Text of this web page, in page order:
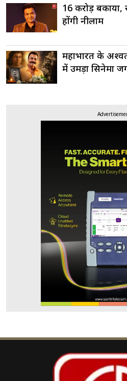
16 करोड़ बकाया,
होंगी नीलाम
महाभारत के
में उमड़ा सिनेमा